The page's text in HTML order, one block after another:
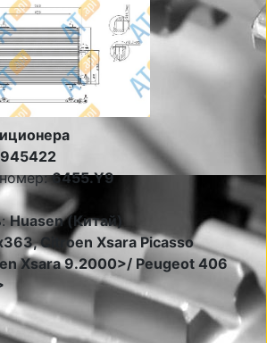
6455.Y9
Huasen (Китай)
Citroen Xsara Picasso
Xsara 9.2000>/ Peugeot 406